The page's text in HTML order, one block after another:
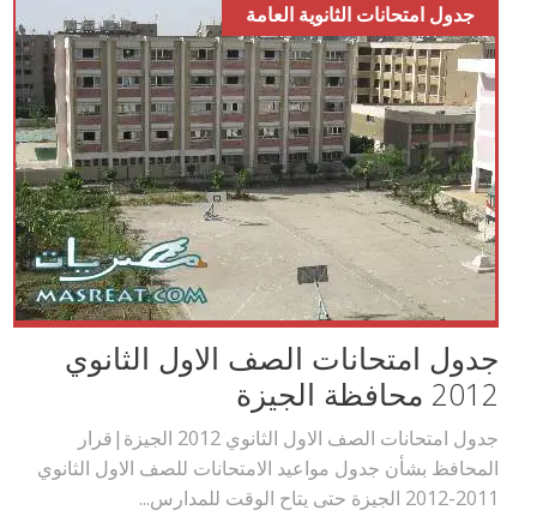
جدول امتحانات الثانوية العامة
جدول امتحانات الصف الاول الثانوي
2012 محافظة الجيزة
جدول امتحانات الصف الاول الثانوي 2012 الجيزة|قرار
المحافظ بشأن جدول مواعيد الامتحانات للصف الاول الثانوي
2011-2012 الجيزة حتى يتاح الوقت للمدارس...